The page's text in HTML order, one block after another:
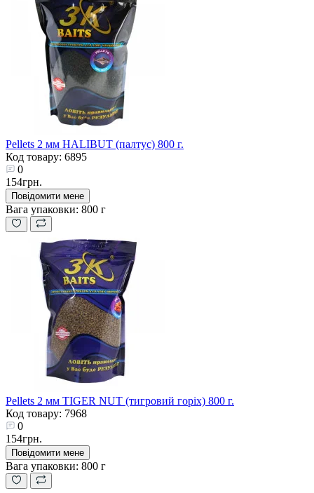
Pellets 2 мм HALIBUT (палтус) 800 г.
Код товару: 6895
0
154грн.
Повідомити мене
Вага упаковки: 800 г
Pellets 2 мм TIGER NUT (тигровий горіх) 800 г.
Код товару: 7968
0
154грн.
Повідомити мене
Вага упаковки: 800 г